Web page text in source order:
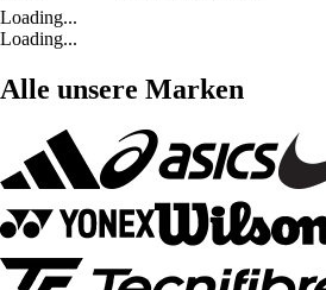
Loading...
Loading...
Alle unsere Marken